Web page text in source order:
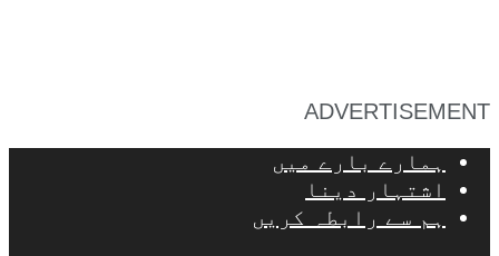
ADVERTISEMENT
ہمارے بارے میں
اشتہار دینا
ہم سے رابطہ کریں